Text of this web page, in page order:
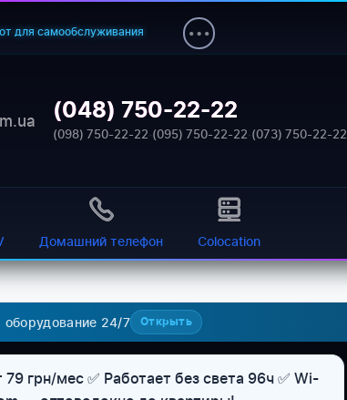
для самообслуживания
(048) 750-22-22
(098) 750-22-22·(095) 750-22-22·(073) 750-22-22
Домашний телефон Colocation
оборудование 24/7 Открыть
грн/мес ✅ Работает без света 96ч ✅ Wi-